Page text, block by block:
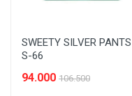
SWEETY SILVER PANTS
S-66
94.000 106.500